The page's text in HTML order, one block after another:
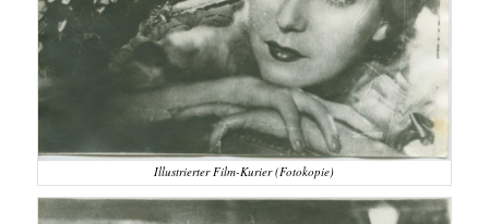
Illustrierter Film-Kurier (Fotokopie)